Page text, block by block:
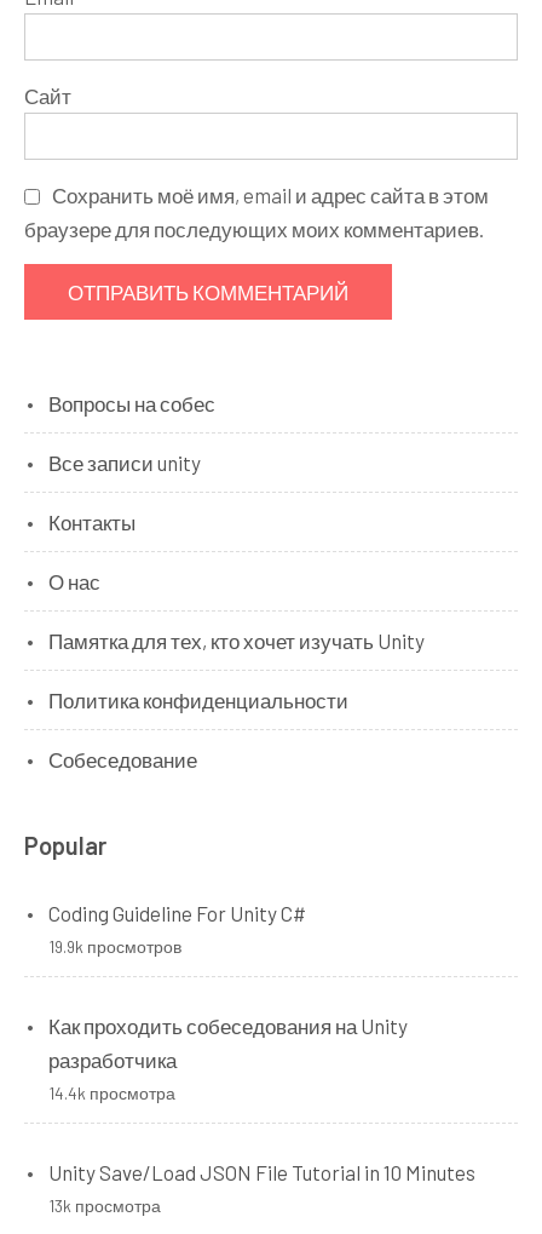
Сайт
Сохранить моё имя, email и адрес сайта в этом
браузере для последующих моих комментариев.
Вопросы на собес
Все записи unity
Контакты
О нас
Памятка для тех, кто хочет изучать Unity
Политика конфиденциальности
Собеседование
Popular
Coding Guideline For Unity C#
19.9k просмотров
Как проходить собеседования на Unity
разработчика
14.4k просмотра
Unity Save/Load JSON File Tutorial in 10 Minutes
13k просмотра